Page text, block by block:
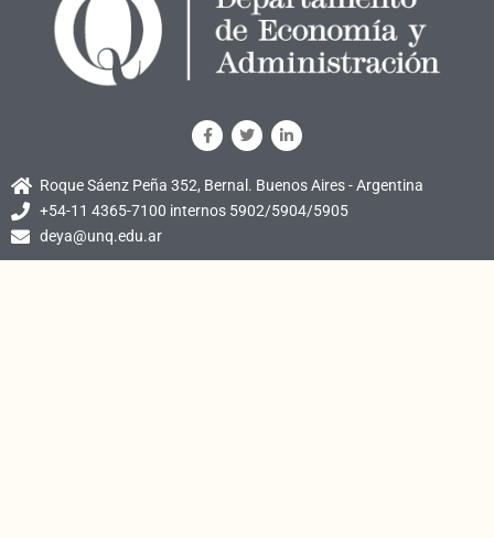
Roque Sáenz Peña 352, Bernal. Buenos Aires - Argentina
+54-11 4365-7100 internos 5902/5904/5905
deya@unq.edu.ar